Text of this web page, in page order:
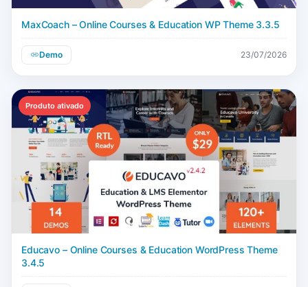
MaxCoach – Online Courses & Education WP Theme 3.3.5
Demo 23/07/2026
Produto ativado
Educavo – Online Courses & Education WordPress Theme
3.4.5